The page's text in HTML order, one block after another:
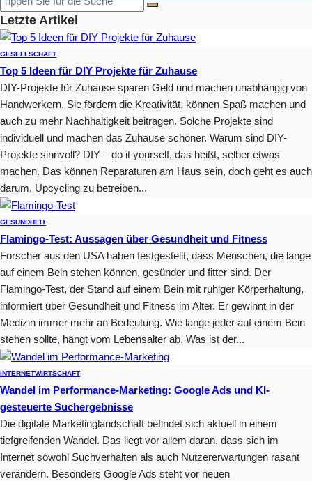
Letzte Artikel
GESELLSCHAFT
Top 5 Ideen für DIY Projekte für Zuhause
DIY-Projekte für Zuhause sparen Geld und machen unabhängig von
Handwerkern. Sie fördern die Kreativität, können Spaß machen und
auch zu mehr Nachhaltigkeit beitragen. Solche Projekte sind
individuell und machen das Zuhause schöner. Warum sind DIY-
Projekte sinnvoll? DIY – do it yourself, das heißt, selber etwas
machen. Das können Reparaturen am Haus sein, doch geht es auch
darum, Upcycling zu betreiben...
GESUNDHEIT
Flamingo-Test: Aussagen über Gesundheit und Fitness
Forscher aus den USA haben festgestellt, dass Menschen, die lange
auf einem Bein stehen können, gesünder und fitter sind. Der
Flamingo-Test, der Stand auf einem Bein mit ruhiger Körperhaltung,
informiert über Gesundheit und Fitness im Alter. Er gewinnt in der
Medizin immer mehr an Bedeutung. Wie lange jeder auf einem Bein
stehen sollte, hängt vom Lebensalter ab. Was ist der...
INTERNETWIRTSCHAFT
Wandel im Performance-Marketing: Google Ads und KI-
gesteuerte Suchergebnisse
Die digitale Marketinglandschaft befindet sich aktuell in einem
tiefgreifenden Wandel. Das liegt vor allem daran, dass sich im
Internet sowohl Suchverhalten als auch Nutzererwartungen rasant
verändern. Besonders Google Ads steht vor neuen